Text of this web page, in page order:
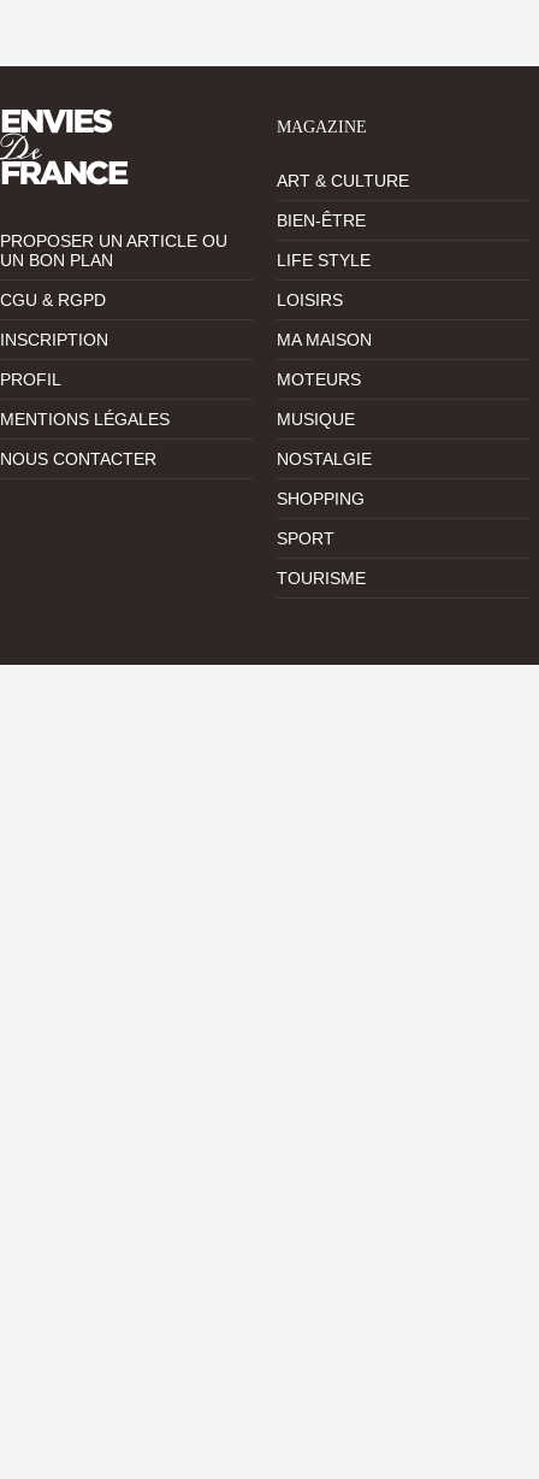
PROPOSER UN ARTICLE OU
UN BON PLAN
CGU & RGPD
INSCRIPTION
PROFIL
MENTIONS LÉGALES
NOUS CONTACTER
MAGAZINE
ART & CULTURE
BIEN-ÊTRE
LIFE STYLE
LOISIRS
MA MAISON
MOTEURS
MUSIQUE
NOSTALGIE
SHOPPING
SPORT
TOURISME